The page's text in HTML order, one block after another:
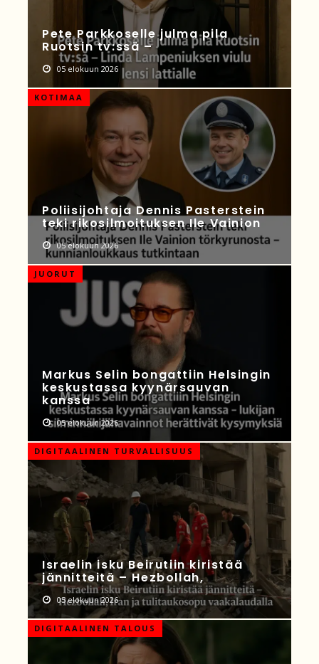
Pete Parkkoselle julma pila
Ruotsin tv:ssä –
05 elokuun 2026
KOTIMAA
Poliisijohtaja Dennis Pasterstein
teki rikosilmoituksen Ile Vainion
05 elokuun 2026
JUORUT
Markus Selin bongattiin Helsingin
keskustassa kyynärsauvan
kanssa
05 elokuun 2026
DIGITAALINEN TURVALLISUUS
Israelin isku Beirutiin kiristää
jännitteitä – Hezbollah,
05 elokuun 2026
DIGITAALINEN TALOUS